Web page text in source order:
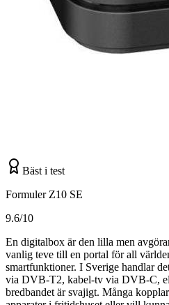
Bäst i test
Formuler Z10 SE
9.6/10
En digitalbox är den lilla men
vanlig teve till en portal för all
smartfunktioner. I Sverige handlar
via DVB-T2, kabel-tv via DVB-C,
bredbandet är svajigt. Många